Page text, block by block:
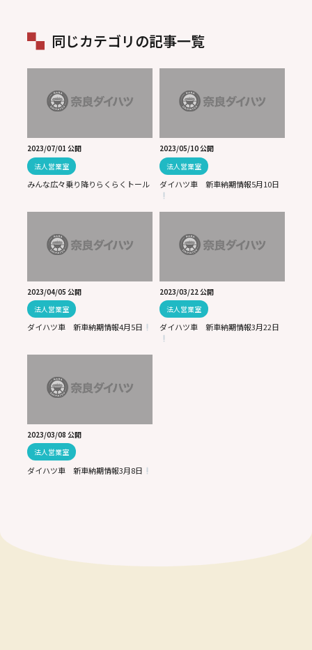
同じカテゴリの記事一覧
2023/07/01 公開
法人営業室
みんな広々乗り降りらくらくトール
2023/05/10 公開
法人営業室
ダイハツ車 新車納期情報5月10日
2023/04/05 公開
法人営業室
ダイハツ車 新車納期情報4月5日
2023/03/22 公開
法人営業室
ダイハツ車 新車納期情報3月22日
2023/03/08 公開
法人営業室
ダイハツ車 新車納期情報3月8日